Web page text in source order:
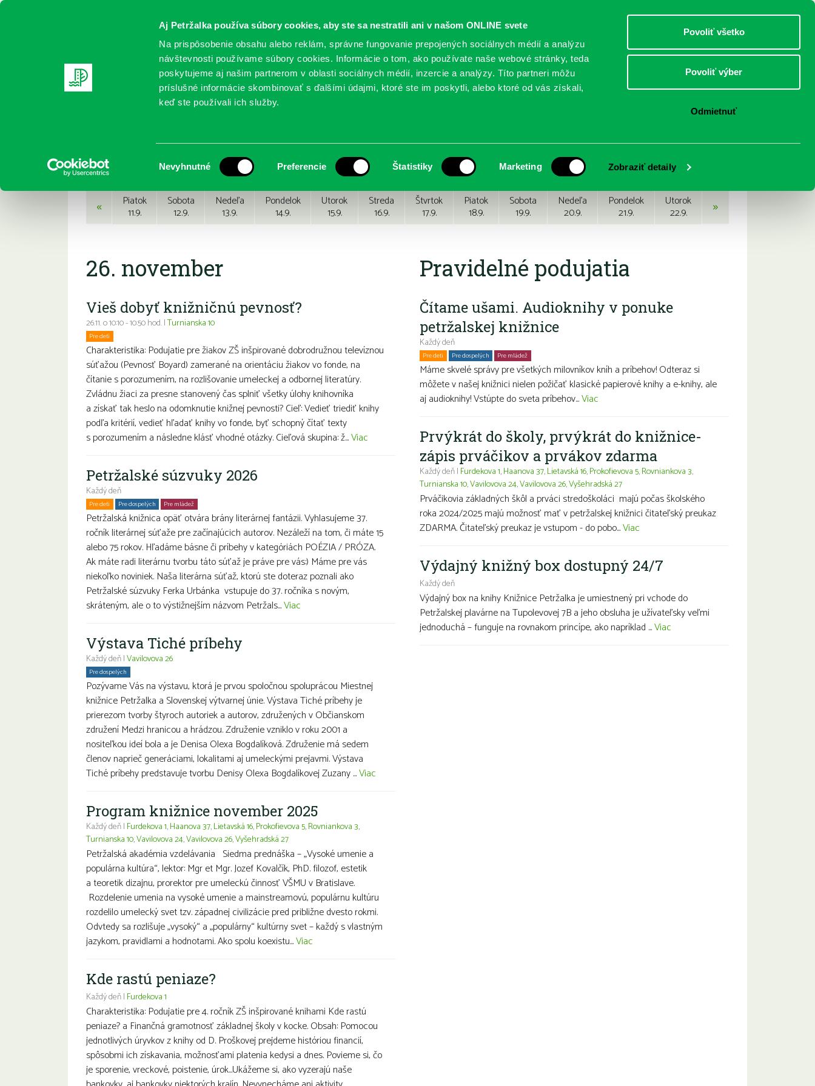
Aj Petržalka používa súbory cookies, aby ste sa nestratili ani v našom ONLINE svete
Na prispôsobenie obsahu alebo reklám, správne fungovanie prepojených sociálnych médií a analýzu
návštevnosti používame súbory cookies. Informácie o tom, ako používate naše webové stránky, teda
poskytujeme aj našim partnerom v oblasti sociálnych médií, inzercie a analýzy. Títo partneri môžu
príslušné informácie skombinovať s ďalšími údajmi, ktoré ste im poskytli, alebo ktoré od vás získali,
keď ste používali ich služby.
súhlasu
Nevyhnutné Preferencie Štatistiky Marketing Zobraziť detaily
Povoliť všetko
Povoliť výber
Odmietnuť
DOSPELÍ
REGISTRUJTE SA ONLINE KATALÓGY SLUŽBY PODUJATIA POBOČKY O KNIŽNICI
Podujatia
« Piatok
11.9.
Sobota
12.9.
Nedeľa
13.9.
Pondelok
14.9.
Utorok
15.9.
Streda
16.9.
Štvrtok
17.9.
Piatok
18.9.
Sobota
19.9.
Nedeľa
20.9.
Pondelok
21.9.
Utorok
22.9. »
26. november
Vieš dobyť knižničnú pevnosť?
26.11. o 10:10 - 10:50 hod. |Turnianska 10
Pre deti
Charakteristika: Podujatie pre žiakov ZŠ inšpirované dobrodružnou televíznou
súťažou (Pevnosť Boyard) zamerané na orientáciu žiakov vo fonde, na
čítanie s porozumením, na rozlišovanie umeleckej a odbornej literatúry.
Zvládnu žiaci za presne stanovený čas splniť všetky úlohy knihovníka
a získať tak heslo na odomknutie knižnej pevnosti? Cieľ: Vedieť triediť knihy
podľa kritérií, vedieť hľadať knihy vo fonde, byť schopný čítať texty
s porozumením a následne klásť vhodné otázky. Cieľová skupina: ž...Viac
Petržalské súzvuky 2026
Každý deň
Pre deti Pre dospelých Pre mládež
Petržalská knižnica opäť otvára brány literárnej fantázii. Vyhlasujeme 37.
ročník literárnej súťaže pre začínajúcich autorov. Nezáleží na tom, či máte 15
alebo 75 rokov. Hľadáme básne či príbehy v kategóriách POÉZIA / PRÓZA.
Ak máte radi literárnu tvorbu táto súťaž je práve pre vás:) Máme pre vás
niekoľko noviniek. Naša literárna súťaž, ktorú ste doteraz poznali ako
Petržalské súzvuky Ferka Urbánka vstupuje do 37. ročníka s novým,
skráteným, ale o to výstižnejším názvom Petržals...Viac
Výstava Tiché príbehy
Každý deň |Vavilovova 26
Pre dospelých
Pozývame Vás na výstavu, ktorá je prvou spoločnou spoluprácou Miestnej
knižnice Petržalka a Slovenskej výtvarnej únie. Výstava Tiché príbehy je
prierezom tvorby štyroch autoriek a autorov, združených v Občianskom
združení Medzi hranicou a hrádzou. Združenie vzniklo v roku 2001 a
nositeľkou ideí bola a je Denisa Olexa Bogdalíková. Združenie má sedem
členov naprieč generáciami, lokalitami aj umeleckými prejavmi. Výstava
Tiché príbehy predstavuje tvorbu Denisy Olexa Bogdalíkovej Zuzany ...Viac
Program knižnice november 2025
Každý deň | Furdekova 1,Haanova 37,Lietavská 16,Prokofievova 5,Rovniankova 3,
Turnianska 10,Vavilovova 24,Vavilovova 26,Vyšehradská 27
Petržalská akadémia vzdelávania Siedma prednáška – „Vysoké umenie a
populárna kultúra“, lektor: Mgr et Mgr. Jozef Kovalčík, PhD. filozof, estetik
a teoretik dizajnu, prorektor pre umeleckú činnosť VŠMU v Bratislave.
Rozdelenie umenia na vysoké umenie a mainstreamovú, populárnu kultúru
rozdelilo umelecký svet tzv. západnej civilizácie pred približne dvesto rokmi.
Odvtedy sa rozlišuje „vysoký“ a „populárny“ kultúrny svet – každý s vlastným
jazykom, pravidlami a hodnotami. Ako spolu koexistu...Viac
Kde rastú peniaze?
Každý deň | Furdekova 1
Charakteristika: Podujatie pre 4. ročník ZŠ inšpirované knihami Kde rastú
peniaze? a Finančná gramotnosť základnej školy v kocke. Obsah: Pomocou
jednotlivých úryvkov z knihy od D. Proškovej prejdeme históriou financií,
spôsobmi ich získavania, možnosťami platenia kedysi a dnes. Povieme si, čo
je sporenie, vreckové, poistenie, úrok...Ukážeme si, ako vyzerajú naše
Pravidelné podujatia
Čítame ušami. Audioknihy v ponuke
petržalskej knižnice
Každý deň
Pre deti Pre dospelých Pre mládež
Máme skvelé správy pre všetkých milovníkov kníh a príbehov! Odteraz si
môžete v našej knižnici nielen požičať klasické papierové knihy a e-knihy, ale
aj audioknihy! Vstúpte do sveta príbehov...Viac
Prvýkrát do školy, prvýkrát do knižnice-
zápis prváčikov a prvákov zdarma
Každý deň | Furdekova 1,Haanova 37,Lietavská 16,Prokofievova 5,Rovniankova 3,
Turnianska 10,Vavilovova 24,Vavilovova 26,Vyšehradská 27
Prváčikovia základných škôl a prváci stredoškoláci majú počas školského
roka 2024/2025 majú možnosť mať v petržalskej knižnici čitateľský preukaz
ZDARMA. Čitateľský preukaz je vstupom - do pobo...Viac
Výdajný knižný box dostupný 24/7
Každý deň
Výdajný box na knihy Knižnice Petržalka je umiestnený pri vchode do
Petržalskej plavárne na Tupolevovej 7B a jeho obsluha je užívateľsky veľmi
jednoduchá – funguje na rovnakom princípe, ako napríklad ...Viac